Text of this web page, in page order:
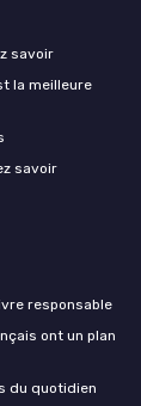
savoir
la meilleure
savoir
responsable
ont un plan
du quotidien